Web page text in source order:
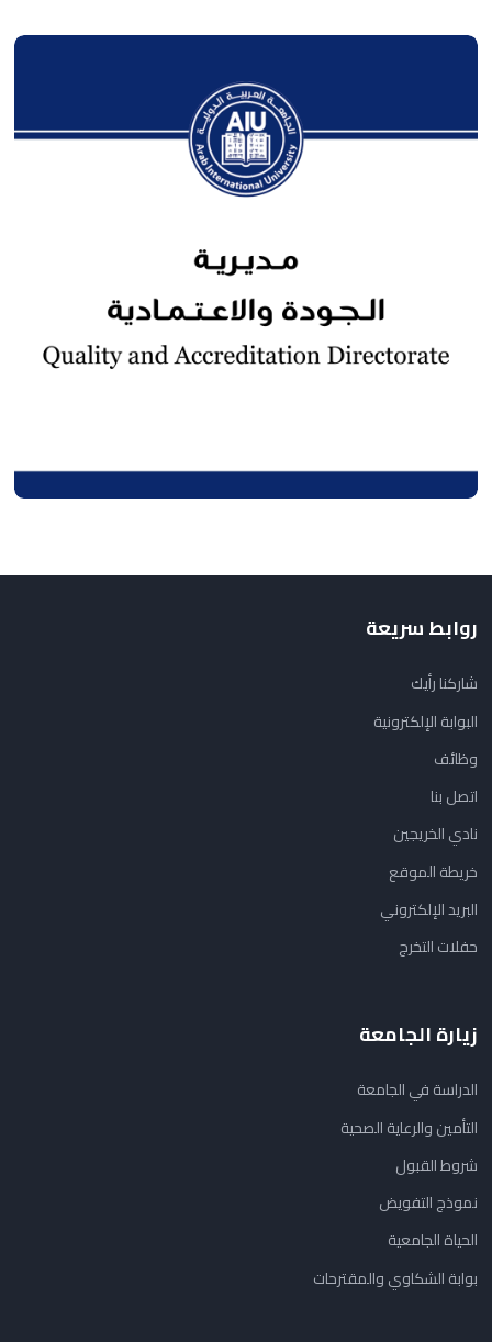
روابط سريعة
شاركنا رأيك
البوابة الإلكترونية
وظائف
اتصل بنا
نادي الخريجين
خريطة الموقع
البريد الإلكتروني
حفلات التخرج
زيارة الجامعة
الدراسة في الجامعة
التأمين والرعاية الصحية
شروط القبول
نموذج التفويض
الحياة الجامعية
بوابة الشكاوي والمقترحات